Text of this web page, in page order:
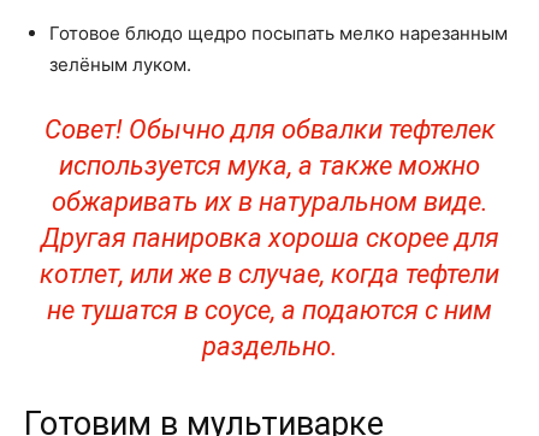
Готовое блюдо щедро посыпать мелко нарезанным
зелёным луком.
Совет! Обычно для обвалки тефтелек
используется мука, а также можно
обжаривать их в натуральном виде.
Другая панировка хороша скорее для
котлет, или же в случае, когда тефтели
не тушатся в соусе, а подаются с ним
раздельно.
Готовим в мультиварке